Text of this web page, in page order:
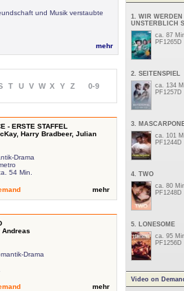
und Musik verstaubte
mehr
T U V W X Y Z 0-9
- ERSTE STAFFEL
Harry Bradbeer, Julian
Drama
54 Min.
mehr
Andreas
Drama
mehr
1. WIR WERDEN
UNSTERBLICH
ca. 87
PF1265D
2. SEITENSPIEL
ca. 134
PF1257D
3.
ca. 101
PF1244D
4. TWO
ca. 80
PF1248D
5. LONESOME
ca. 95
PF1256D
Video on